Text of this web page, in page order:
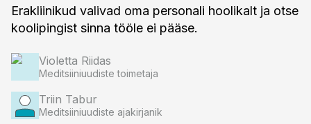
Erakliinikud valivad oma personali hoolikalt ja otse
koolipingist sinna tööle ei pääse.
Violetta Riidas
Meditsiiniuudiste toimetaja
Triin Tabur
Meditsiiniuudiste ajakirjanik